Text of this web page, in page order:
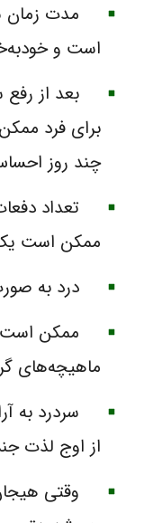
است و
بعد از
برای فرد
چند روز
تعداد
ممکن است یک
درد به
ممکن است
ماهیچه‌های
سردرد به
از اوج لذت
وقتی